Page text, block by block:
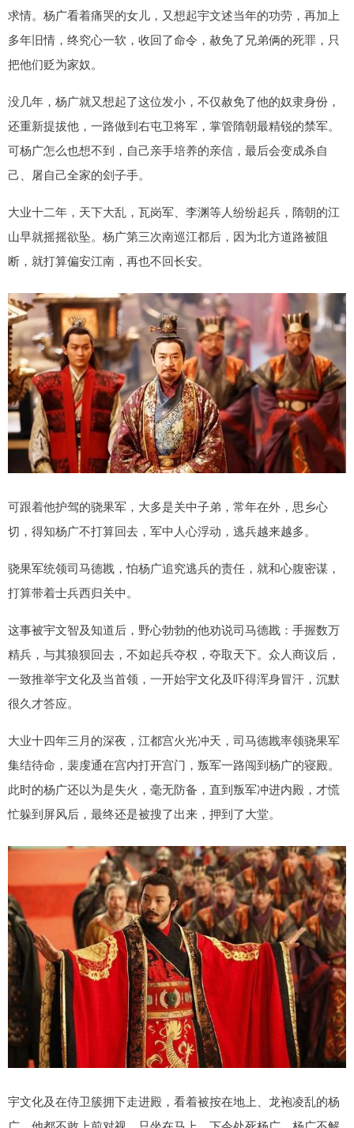
求情。杨广看着痛哭的女儿，又想起宇文述当年的功劳，再加上
多年旧情，终究心一软，收回了命令，赦免了兄弟俩的死罪，只
把他们贬为家奴。
没几年，杨广就又想起了这位发小，不仅赦免了他的奴隶身份，
还重新提拔他，一路做到右屯卫将军，掌管隋朝最精锐的禁军。
可杨广怎么也想不到，自己亲手培养的亲信，最后会变成杀自
己、屠自己全家的刽子手。
大业十二年，天下大乱，瓦岗军、李渊等人纷纷起兵，隋朝的江
山早就摇摇欲坠。杨广第三次南巡江都后，因为北方道路被阻
断，就打算偏安江南，再也不回长安。
可跟着他护驾的骁果军，大多是关中子弟，常年在外，思乡心
切，得知杨广不打算回去，军中人心浮动，逃兵越来越多。
骁果军统领司马德戡，怕杨广追究逃兵的责任，就和心腹密谋，
打算带着士兵西归关中。
这事被宇文智及知道后，野心勃勃的他劝说司马德戡：手握数万
精兵，与其狼狈回去，不如起兵夺权，夺取天下。众人商议后，
一致推举宇文化及当首领，一开始宇文化及吓得浑身冒汗，沉默
很久才答应。
大业十四年三月的深夜，江都宫火光冲天，司马德戡率领骁果军
集结待命，裴虔通在宫内打开宫门，叛军一路闯到杨广的寝殿。
此时的杨广还以为是失火，毫无防备，直到叛军冲进内殿，才慌
忙躲到屏风后，最终还是被搜了出来，押到了大堂。
宇文化及在侍卫簇拥下走进殿，看着被按在地上、龙袍凌乱的杨